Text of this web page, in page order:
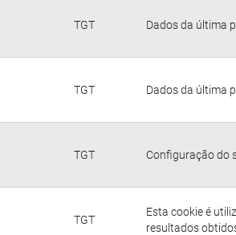
TGT Dados da última
TGT Dados da última
TGT Configuração do
TGT
Esta cookie é
resultados